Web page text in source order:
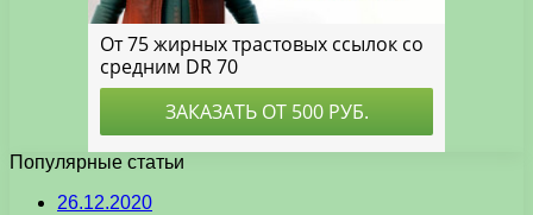
Популярные статьи
26.12.2020